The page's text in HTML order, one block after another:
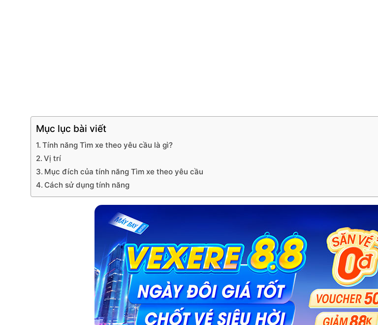
Mục lục bài viết
Tính năng Tìm xe theo yêu cầu là gì?
Vị trí
Mục đích của tính năng Tìm xe theo yêu cầu
Cách sử dụng tính năng